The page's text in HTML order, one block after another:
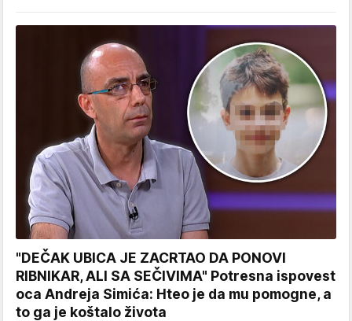
"DEČAK UBICA JE ZACRTAO DA PONOVI
RIBNIKAR, ALI SA SEČIVIMA" Potresna ispovest
oca Andreja Simića: Hteo je da mu pomogne, a
to ga je koštalo života